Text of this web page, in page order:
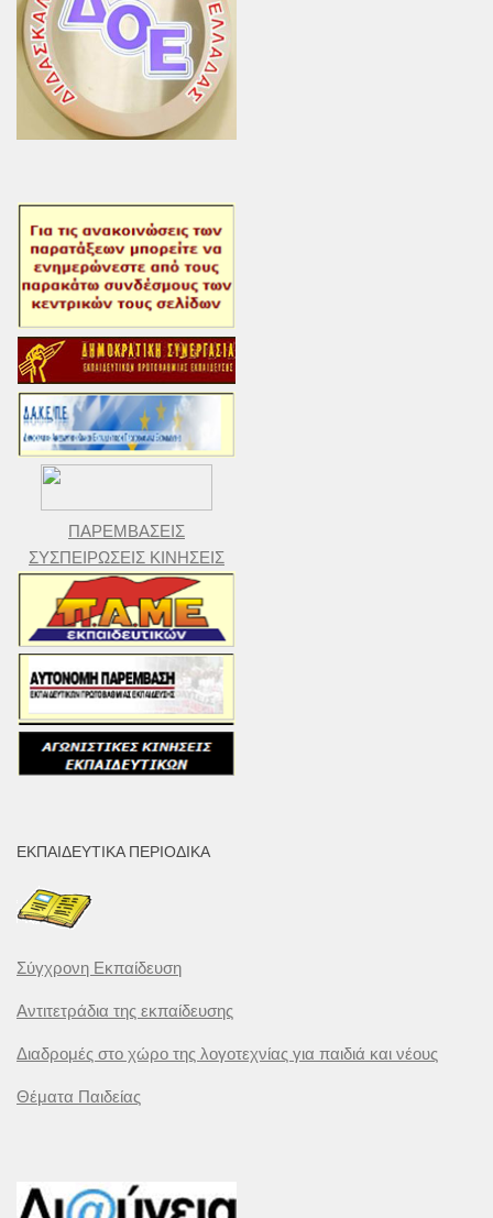
ΠΑΡΕΜΒΑΣΕΙΣ
ΣΥΣΠΕΙΡΩΣΕΙΣ ΚΙΝΗΣΕΙΣ
ΕΚΠΑΙΔΕΥΤΙΚΆ ΠΕΡΙΟΔΙΚΆ
Σύγχρονη Εκπαίδευση
Αντιτετράδια της εκπαίδευσης
Διαδρομές στο χώρο της λογοτεχνίας για παιδιά και νέους
Θέματα Παιδείας